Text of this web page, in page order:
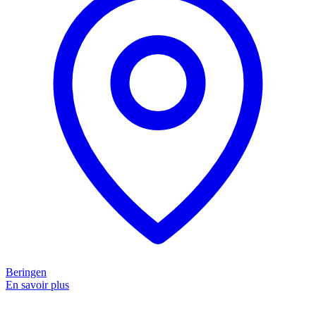
Beringen
En savoir plus